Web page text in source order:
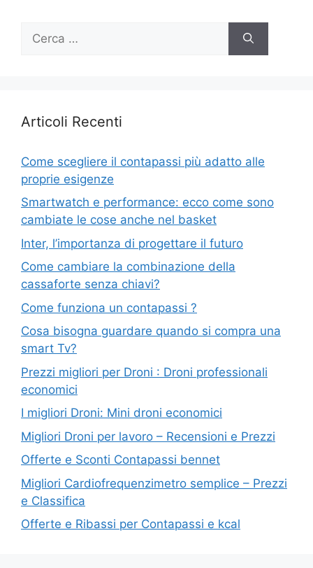
per:
Articoli Recenti
Come scegliere il contapassi più adatto alle
proprie esigenze
Smartwatch e performance: ecco come sono
cambiate le cose anche nel basket
Inter, l’importanza di progettare il futuro
Come cambiare la combinazione della
cassaforte senza chiavi?
Come funziona un contapassi ?
Cosa bisogna guardare quando si compra una
smart Tv?
Prezzi migliori per Droni : Droni professionali
economici
I migliori Droni: Mini droni economici
Migliori Droni per lavoro – Recensioni e Prezzi
Offerte e Sconti Contapassi bennet
Migliori Cardiofrequenzimetro semplice – Prezzi
e Classifica
Offerte e Ribassi per Contapassi e kcal